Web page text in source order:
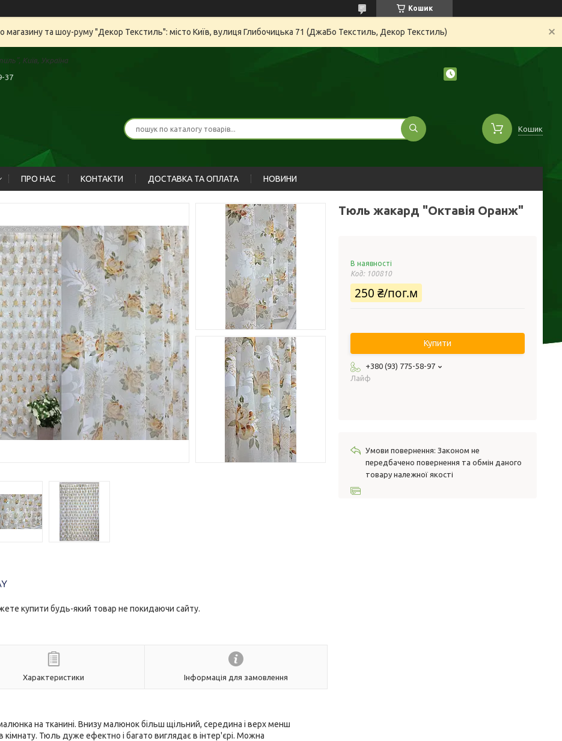
Кошик
магазину та шоу-руму "Декор Текстиль": місто Київ, вулиця Глибочицька 71 (ДжаБо Текстиль, Декор Текстиль)
Київ, Україна
37
Кошик
ПРО НАС КОНТАКТИ ДОСТАВКА ТА ОПЛАТА НОВИНИ
купити будь-який товар не покидаючи сайту.
Характеристики Інформація для замовлення
на тканині. Внизу малюнок більш щільний, середина і верх менш
Тюль дуже ефектно і багато виглядає в інтер'єрі. Можна
Тюль жакард "Октавія Оранж"
В наявності
Код: 100810
250 ₴/пог.м
Купити
+380 (93) 775-58-97
Лайф
Законом не
передбачено повернення та обмін даного
товару належної якості